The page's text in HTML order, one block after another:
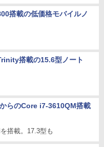
搭載の低価格モバイルノ
搭載の15.6型ノート
らのCore i7-3610QM搭載
搭載。17.3型も